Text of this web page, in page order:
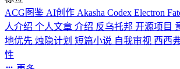
ACG图鉴 AI创作 Akasha Codex Electron
人介绍 个人文章 介绍 反乌托邦 开源项目
地优先 烛隐计划 短篇小说 自我审视 西西
性